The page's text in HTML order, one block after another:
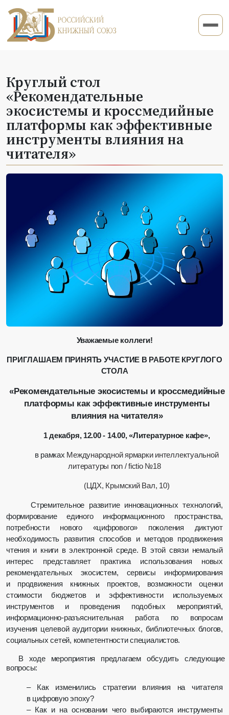
Круглый стол
«Рекомендательные
экосистемы и кроссмедийные
платформы как эффективные
инструменты влияния на
читателя»
Уважаемые коллеги!
ПРИГЛАШАЕМ ПРИНЯТЬ УЧАСТИЕ В РАБОТЕ КРУГЛОГО
СТОЛА
«Рекомендательные экосистемы и кроссмедийные
платформы как эффективные инструменты
влияния на читателя»
1 декабря, 12.00 - 14.00, «Литературное кафе»,
в рамках Международной ярмарки интеллектуальной
литературы non / fictio №18
(ЦДХ, Крымский Вал, 10)
Стремительное развитие инновационных технологий,
формирование единого информационного пространства,
потребности нового «цифрового» поколения диктуют
необходимость развития способов и методов продвижения
чтения и книги в электронной среде. В этой связи немалый
интерес представляет практика использования новых
рекомендательных экосистем, сервисы информирования
и продвижения книжных проектов, возможности оценки
стоимости бюджетов и эффективности используемых
инструментов и проведения подобных мероприятий,
информационно-разъяснительная работа по вопросам
изучения целевой аудитории книжных, библиотечных блогов,
социальных сетей, компетентности специалистов.
В ходе мероприятия предлагаем обсудить следующие
вопросы:
– Как изменились стратегии влияния на читателя
в цифровую эпоху?
– Как и на основании чего выбираются инструменты